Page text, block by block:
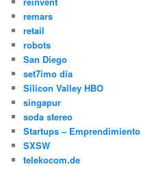
remars
retail
robots
San Diego
set7imo día
Silicon Valley HBO
singapur
soda stereo
Startups – Emprendimiento
SXSW
telekocom.de